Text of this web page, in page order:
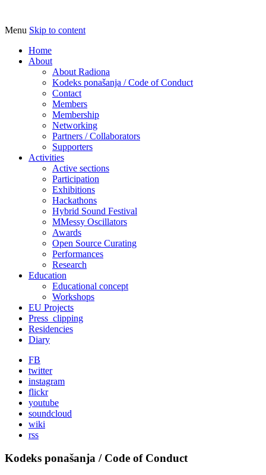
Radiona
Udruga za razvoj ‘uradi sam’ kulture //
Association for Development of 'do-it-
yourself' Culture – Makerspace
Menu Skip to content
Home
About
About Radiona
Kodeks ponašanja / Code of Conduct
Contact
Members
Membership
Networking
Partners / Collaborators
Supporters
Activities
Active sections
Participation
Exhibitions
Hackathons
Hybrid Sound Festival
MMessy Oscillators
Awards
Open Source Curating
Performances
Research
Education
Educational concept
Workshops
EU Projects
Press_clipping
Residencies
Diary
FB
twitter
instagram
flickr
youtube
soundcloud
wiki
rss
Kodeks ponašanja / Code of Conduct